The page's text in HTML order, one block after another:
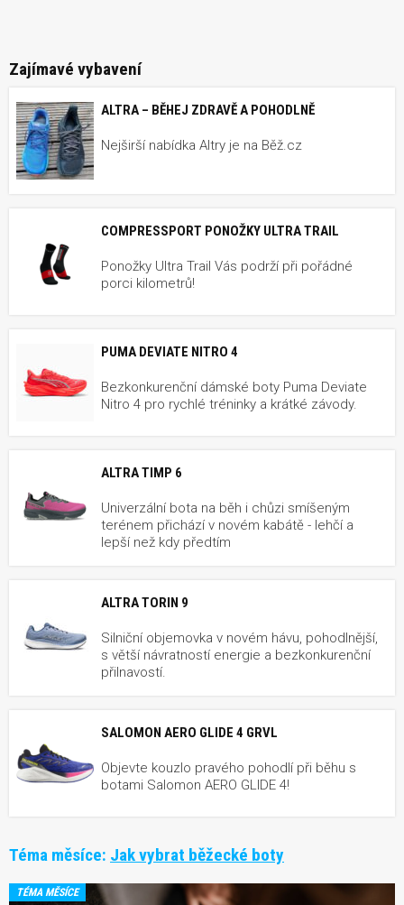
Zajímavé vybavení
ALTRA – BĚHEJ ZDRAVĚ A POHODLNĚ
Nejširší nabídka Altry je na Běž.cz
COMPRESSPORT PONOŽKY ULTRA TRAIL
Ponožky Ultra Trail Vás podrží při pořádné
porci kilometrů!
PUMA DEVIATE NITRO 4
Bezkonkurenční dámské boty Puma Deviate
Nitro 4 pro rychlé tréninky a krátké závody.
ALTRA TIMP 6
Univerzální bota na běh i chůzi smíšeným
terénem přichází v novém kabátě - lehčí a
lepší než kdy předtím
ALTRA TORIN 9
Silniční objemovka v novém hávu, pohodlnější,
s větší návratností energie a bezkonkurenční
přilnavostí.
SALOMON AERO GLIDE 4 GRVL
Objevte kouzlo pravého pohodlí při běhu s
botami Salomon AERO GLIDE 4!
Téma měsíce: Jak vybrat běžecké boty
TÉMA MĚSÍCE